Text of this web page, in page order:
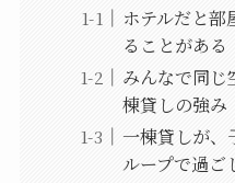
ホテルだと部
ることがある
みんなで同じ
棟貸しの強み
一棟貸しが、
ループで過ご